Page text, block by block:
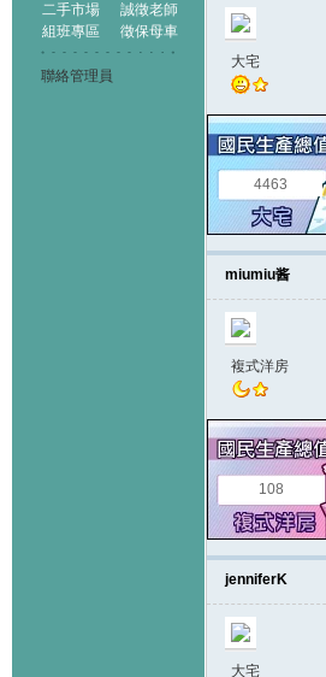
二手市場
誠徵老師
組班專區
徵保母車
聯絡管理員
大宅
4463
miumiu酱
複式洋房
108
jenniferK
大宅